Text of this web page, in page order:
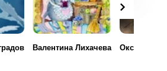
Валентина Лихачева Оксана